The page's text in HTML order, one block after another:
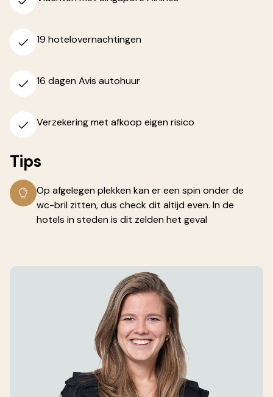
19 hotelovernachtingen
16 dagen Avis autohuur
Verzekering met afkoop eigen risico
Tips
Op afgelegen plekken kan er een spin onder de
wc-bril zitten, dus check dit altijd even. In de
hotels in steden is dit zelden het geval